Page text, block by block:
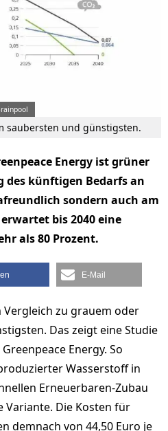
saubersten und günstigsten.
Energy ist grüner
des künftigen Bedarfs an
sondern auch am
bis 2040 eine
als 80 Prozent.
E-Mail
zu grauem oder
Das zeigt eine Studie
Energy. So
Wasserstoff in
Erneuerbaren-Zubau
Variante. Die Kosten für
demnach von 44,50 Euro je